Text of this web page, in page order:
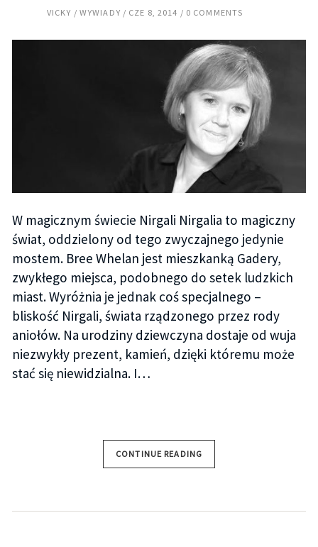
VICKY WYWIADY CZE 8, 2014 0 COMMENTS
W magicznym świecie Nirgali Nirgalia to magiczny
świat, oddzielony od tego zwyczajnego jedynie
mostem. Bree Whelan jest mieszkanką Gadery,
zwykłego miejsca, podobnego do setek ludzkich
miast. Wyróżnia je jednak coś specjalnego –
bliskość Nirgali, świata rządzonego przez rody
aniołów. Na urodziny dziewczyna dostaje od wuja
niezwykły prezent, kamień, dzięki któremu może
stać się niewidzialna. I…
CONTINUE READING